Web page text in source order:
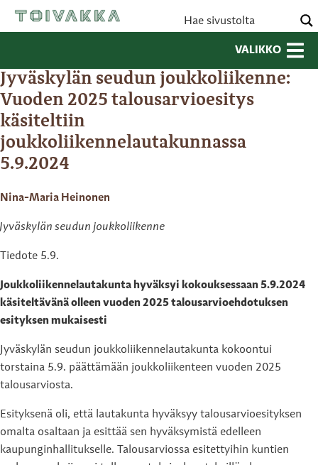
VALIKKO
Jyväskylän seudun joukkoliikenne:
Vuoden 2025 talousarvioesitys
käsiteltiin
joukkoliikennelautakunnassa
5.9.2024
Nina-Maria Heinonen
Jyväskylän seudun joukkoliikenne
Tiedote 5.9.
Joukkoliikennelautakunta hyväksyi kokouksessaan 5.9.2024
käsiteltävänä olleen vuoden 2025 talousarvioehdotuksen
esityksen mukaisesti
Jyväskylän seudun joukkoliikennelautakunta kokoontui
torstaina 5.9. päättämään joukkoliikenteen vuoden 2025
talousarviosta.
Esityksenä oli, että lautakunta hyväksyy talousarvioesityksen
omalta osaltaan ja esittää sen hyväksymistä edelleen
kaupunginhallitukselle. Talousarviossa esitettyihin kuntien